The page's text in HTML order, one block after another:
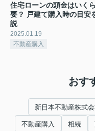
住宅ローンの頭金はいく
要？ 戸建て購入時の目安
説
2025.01.19
不動産購入
おす
新日本不動産株式
不動産購入 相続